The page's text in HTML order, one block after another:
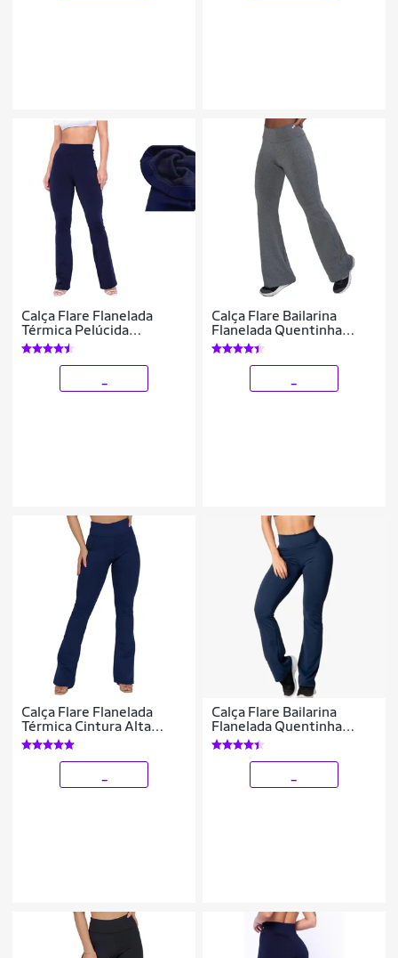
Calça Flare Flanelada
Térmica Pelúcida
Quentinha Inverno
Calça Flare Bailarina
Flanelada Quentinha
Térmica Antifrio Forrada
Em Suplex WOLFOX
Calça Flare Flanelada
Térmica Cintura Alta
Quentinha Inverno
Calça Flare Bailarina
Flanelada Quentinha
Térmica Antifrio Forrada
Em Suplex WOLFOX